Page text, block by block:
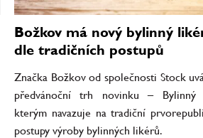
Božkov má nový bylinný
dle tradičních postupů
Značka Božkov od společnosti Stock
předvánoční trh novinku – Bylinný
kterým navazuje na tradiční
postupy výroby bylinných likérů.